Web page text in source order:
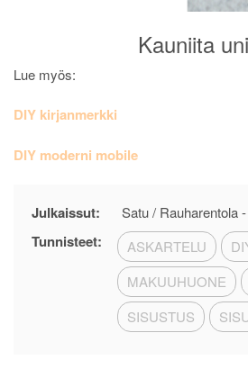
Kauniita
Lue myös:
DIY kirjanmerkki
DIY moderni mobile
Julkaissut: Satu / Rauharentola -
Tunnisteet: ASKARTELU
MAKUUHUONE
SISUSTUS